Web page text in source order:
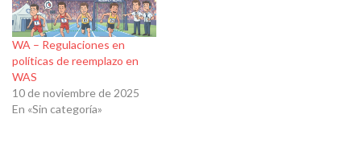
WA – Regulaciones en
políticas de reemplazo en
WAS
10 de noviembre de 2025
En «Sin categoría»